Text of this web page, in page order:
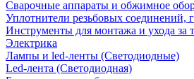
Сварочные аппараты и обжимное
Уплотнители резьбовых соединений,
Инструменты для монтажа и ухода за
Электрика
Лампы и led-ленты (Светодиодные)
Led-лента (Светодиодная)